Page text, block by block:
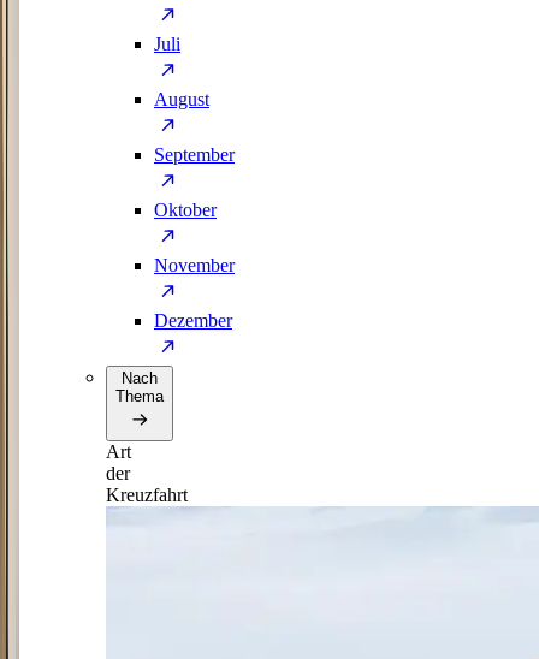
Juli
August
September
Oktober
November
Dezember
Nach
Thema
Art
der
Kreuzfahrt